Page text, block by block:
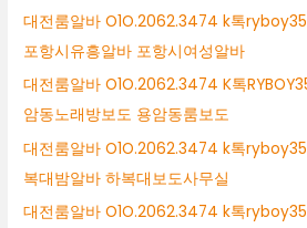
대전룸알바 O1O.2062.3474 k톡
포항시유흥알바 포항시여성알바
대전룸알바 O1O.2062.3474 K톡
암동노래방보도 용암동룸보도
대전룸알바 O1O.2062.3474 k톡
복대밤알바 하복대보도사무실
대전룸알바 O1O.2062.3474 k톡